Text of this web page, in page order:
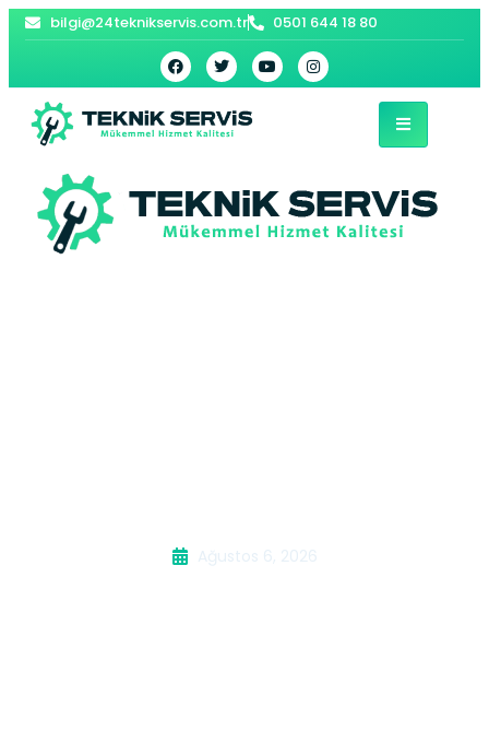
bilgi@24teknikservis.com.tr 0501 644 18 80
Ağustos 6, 2026